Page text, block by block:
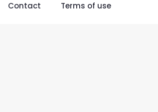
Contact Terms of use